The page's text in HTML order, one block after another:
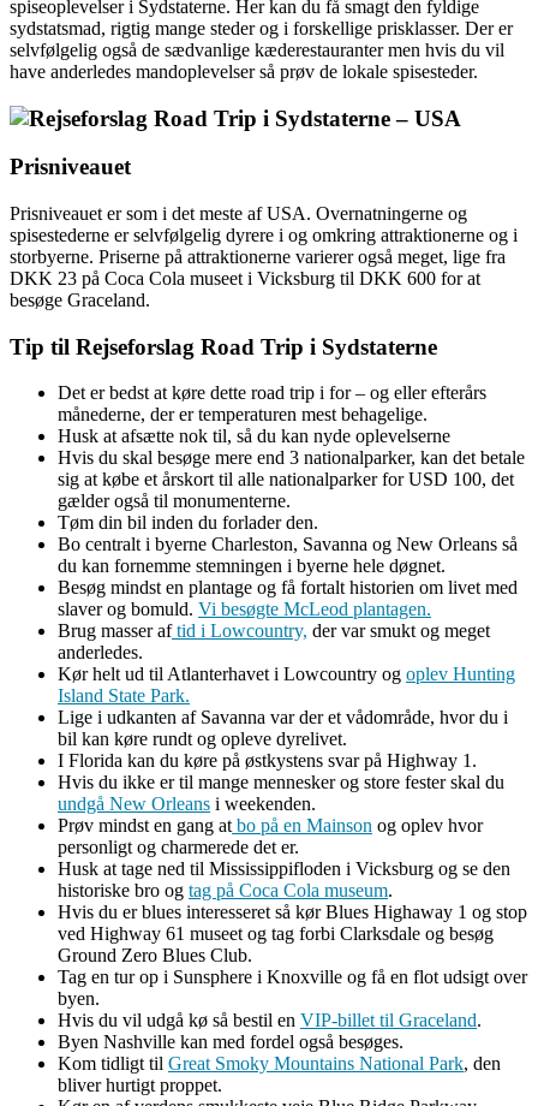
spiseoplevelser i Sydstaterne. Her kan du få smagt den fyldige
sydstatsmad, rigtig mange steder og i forskellige prisklasser. Der er
selvfølgelig også de sædvanlige kæderestauranter men hvis du vil
have anderledes mandoplevelser så prøv de lokale spisesteder.
Prisniveauet
Prisniveauet er som i det meste af USA. Overnatningerne og
spisestederne er selvfølgelig dyrere i og omkring attraktionerne og i
storbyerne. Priserne på attraktionerne varierer også meget, lige fra
DKK 23 på Coca Cola museet i Vicksburg til DKK 600 for at
besøge Graceland.
Tip til Rejseforslag Road Trip i Sydstaterne
Det er bedst at køre dette road trip i for – og eller efterårs
månederne, der er temperaturen mest behagelige.
Husk at afsætte nok til, så du kan nyde oplevelserne
Hvis du skal besøge mere end 3 nationalparker, kan det betale
sig at købe et årskort til alle nationalparker for USD 100, det
gælder også til monumenterne.
Tøm din bil inden du forlader den.
Bo centralt i byerne Charleston, Savanna og New Orleans så
du kan fornemme stemningen i byerne hele døgnet.
Besøg mindst en plantage og få fortalt historien om livet med
slaver og bomuld. Vi besøgte McLeod plantagen.
Brug masser aftid i Lowcountry, der var smukt og meget
anderledes.
Kør helt ud til Atlanterhavet i Lowcountry og oplev Hunting
Island State Park.
Lige i udkanten af Savanna var der et vådområde, hvor du i
bil kan køre rundt og opleve dyrelivet.
I Florida kan du køre på østkystens svar på Highway 1.
Hvis du ikke er til mange mennesker og store fester skal du
undgå New Orleans i weekenden.
Prøv mindst en gang at bo på en Mainson og oplev hvor
personligt og charmerede det er.
Husk at tage ned til Mississippifloden i Vicksburg og se den
historiske bro og tag på Coca Cola museum.
Hvis du er blues interesseret så kør Blues Highaway 1 og stop
ved Highway 61 museet og tag forbi Clarksdale og besøg
Ground Zero Blues Club.
Tag en tur op i Sunsphere i Knoxville og få en flot udsigt over
byen.
Hvis du vil udgå kø så bestil en VIP-billet til Graceland.
Byen Nashville kan med fordel også besøges.
Kom tidligt til Great Smoky Mountains National Park, den
bliver hurtigt proppet.